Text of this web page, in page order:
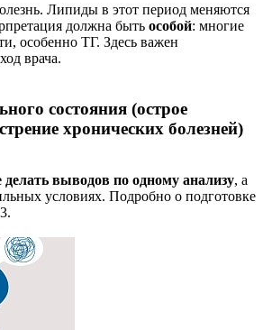
Липиды в этот период меняются
должна быть особой: многие
особенно ТГ. Здесь важен
врача.
состояния (острое
хронических болезней)
делать выводов по одному анализу, а
условиях. Подробно о подготовке